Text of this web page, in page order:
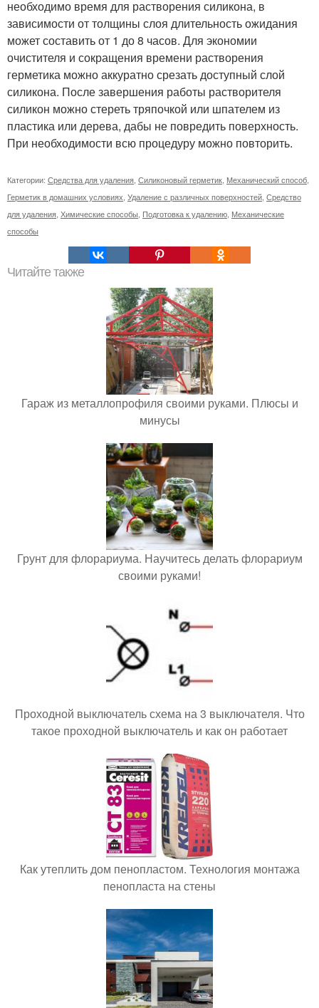
необходимо время для растворения силикона, в
зависимости от толщины слоя длительность ожидания
может составить от 1 до 8 часов. Для экономии
очистителя и сокращения времени растворения
герметика можно аккуратно срезать доступный слой
силикона. После завершения работы растворителя
силикон можно стереть тряпочкой или шпателем из
пластика или дерева, дабы не повредить поверхность.
При необходимости всю процедуру можно повторить.
Категории: Средства для удаления Силиконовый герметик Механический способ
Герметик в домашних условиях Удаление с различных поверхностей Средство
для удаления Химические способы Подготовка к удалению Механические
способы
Читайте также
Гараж из металлопрофиля своими руками. Плюсы и
минусы
Грунт для флорариума. Научитесь делать флорариум
своими руками!
Проходной выключатель схема на 3 выключателя. Что
такое проходной выключатель и как он работает
Как утеплить дом пенопластом. Технология монтажа
пенопласта на стены